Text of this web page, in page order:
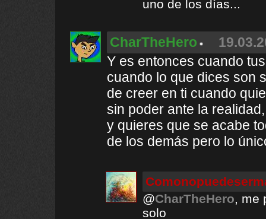
uno de los días...
CharTheHero
Y es entonces cuando
cuando lo que dices son
de creer en ti cuando
sin poder ante la
y quieres que se acabe
de los demás pero lo
@CharTheHero, me
solo